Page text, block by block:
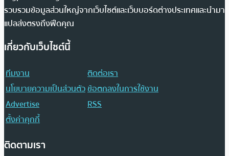
รวบรวมข้อมูลส่วนใหญ่จากเว็บไซต์และเว็บบอร์ดต่างประเทศและนำมา
แปลส่งตรงถึงฟีดคุณ
เกี่ยวกับเว็บไซต์นี้
ทีมงาน
ติดต่อเรา
นโยบายความเป็นส่วนตัวข้อตกลงในการใช้งาน
Advertise
RSS
ตั้งค่าคุกกี้
ติดตามเรา